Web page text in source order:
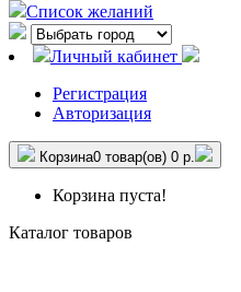
Список желаний
Личный кабинет
Регистрация
Авторизация
Корзина0 товар(ов) 0 р.
Корзина пуста!
Каталог товаров